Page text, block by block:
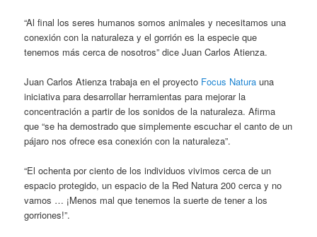
“Al final los seres humanos somos animales y necesitamos una
conexión con la naturaleza y el gorrión es la especie que
tenemos más cerca de nosotros” dice Juan Carlos Atienza.
Juan Carlos Atienza trabaja en el proyecto Focus Natura una
iniciativa para desarrollar herramientas para mejorar la
concentración a partir de los sonidos de la naturaleza. Afirma
que “se ha demostrado que simplemente escuchar el canto de un
pájaro nos ofrece esa conexión con la naturaleza”.
“El ochenta por ciento de los individuos vivimos cerca de un
espacio protegido, un espacio de la Red Natura 200 cerca y no
vamos … ¡Menos mal que tenemos la suerte de tener a los
gorriones!”.